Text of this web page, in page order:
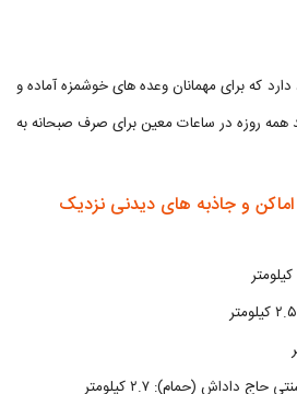
که برای مهمانان وعده های خوشمزه آماده و
همه روزه در ساعات معین برای صرف صبحانه به
و جاذبه های دیدنی نزدیک
داداش (حمام): ۲.۷ کیلومتر